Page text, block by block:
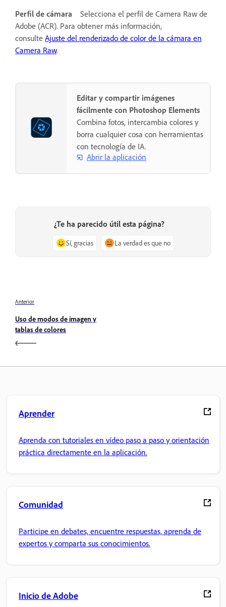
Perfil de cámara
Selecciona el perfil de Camera Raw de
Adobe (ACR). Para obtener más información,
consulte Ajuste del renderizado de color de la cámara en
Camera Raw.
Editar y compartir imágenes
fácilmente con Photoshop Elements
Combina fotos, intercambia colores y
borra cualquier cosa con herramientas
con tecnología de IA.
Abrir la aplicación
¿Te ha parecido útil esta página?
Sí, gracias La verdad es que no
Anterior
Uso de modos de imagen y
tablas de colores
Aprender
Aprenda con tutoriales en vídeo paso a paso y orientación
práctica directamente en la aplicación.
Comunidad
Participe en debates, encuentre respuestas, aprenda de
expertos y comparta sus conocimientos.
Inicio de Adobe